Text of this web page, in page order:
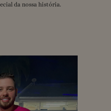
da nossa história.